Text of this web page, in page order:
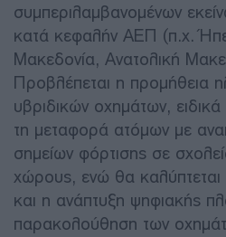
συμπεριλαμβανομένων
κατά κεφαλήν ΑΕΠ (π.χ.
Μακεδονία, Ανατολική
Προβλέπεται η προμήθεια
υβριδικών οχημάτων,
τη μεταφορά ατόμων με
σημείων φόρτισης σε
χώρους, ενώ θα καλύπτεται
και η ανάπτυξη ψηφιακής
παρακολούθηση των